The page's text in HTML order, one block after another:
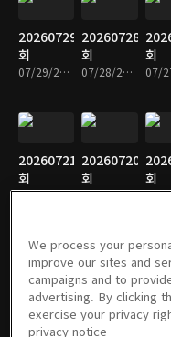
20260729
회
07/29/2026 • 10분
20260728
회
07/28/2026 • 9분
회
20260721
회
07/21/2026 • 9분
20260720
회
07/20/2026 • 9분
회
20260713
회
07/13/2026 • 10분
20260710
회
07/10/2026 • 10분
회
We process your
improve our sites and
campaigns and to
advertising. By clicking
exercise your privacy
privacy notice